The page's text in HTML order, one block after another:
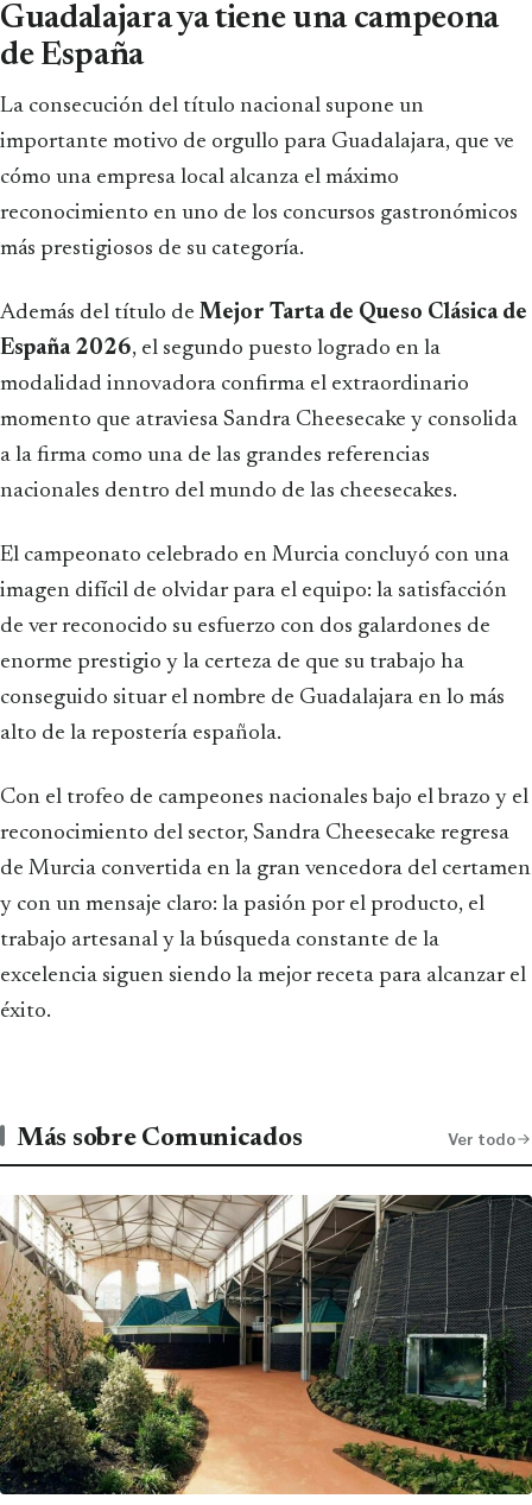
Guadalajara ya tiene una campeona
de España
La consecución del título nacional supone un
importante motivo de orgullo para Guadalajara, que ve
cómo una empresa local alcanza el máximo
reconocimiento en uno de los concursos gastronómicos
más prestigiosos de su categoría.
Además del título de Mejor Tarta de Queso Clásica de
España 2026, el segundo puesto logrado en la
modalidad innovadora confirma el extraordinario
momento que atraviesa Sandra Cheesecake y consolida
a la firma como una de las grandes referencias
nacionales dentro del mundo de las cheesecakes.
El campeonato celebrado en Murcia concluyó con una
imagen difícil de olvidar para el equipo: la satisfacción
de ver reconocido su esfuerzo con dos galardones de
enorme prestigio y la certeza de que su trabajo ha
conseguido situar el nombre de Guadalajara en lo más
alto de la repostería española.
Con el trofeo de campeones nacionales bajo el brazo y el
reconocimiento del sector, Sandra Cheesecake regresa
de Murcia convertida en la gran vencedora del certamen
y con un mensaje claro: la pasión por el producto, el
trabajo artesanal y la búsqueda constante de la
excelencia siguen siendo la mejor receta para alcanzar el
éxito.
Más sobre Comunicados Ver todo